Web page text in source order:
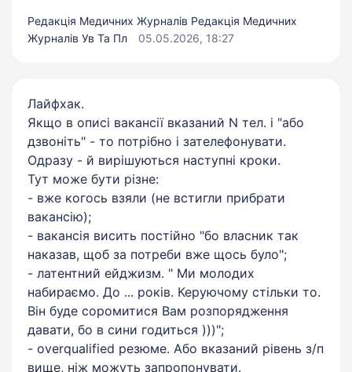
Редакція Медичних Журналів Редакція Медичних
Журналів Ув Та Пл
05.05.2026, 18:27
Лайфхак.
Якщо в описі вакансії вказаний N тел. і "або
дзвоніть" - то потрібно і зателефонувати.
Одразу - й вирішуються наступні кроки.
Тут може бути різне:
- вже когось взяли (не встигли прибрати
вакансію);
- вакансія висить постійно "бо власник так
наказав, щоб за потреби вже щось було";
- латентний ейджизм. " Ми молодих
набираємо. До ... років. Керуючому стільки то.
Він буде соромитися Вам розпорядження
давати, бо в сини годиться )))";
- overqualified резюме. Або вказаний рівень з/п
вище, ніж можуть запропонувати.